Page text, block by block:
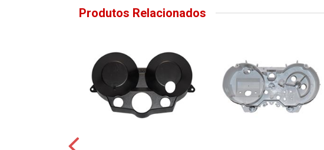
Produtos Relacionados